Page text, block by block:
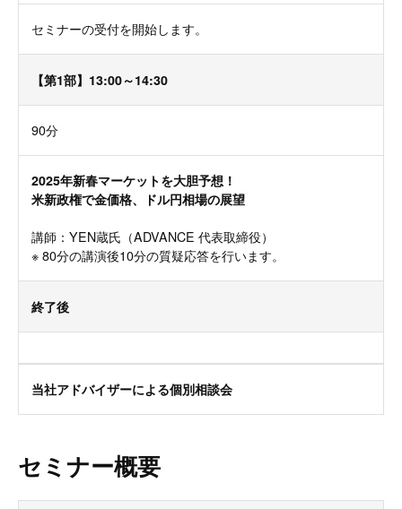
セミナーの受付を開始します。
【第1部】13:00～14:30
90分
2025年新春マーケットを大胆予想！
米新政権で金価格、ドル円相場の展望
講師：YEN蔵氏（ADVANCE 代表取締役）
※ 80分の講演後10分の質疑応答を行います。
終了後
当社アドバイザーによる個別相談会
セミナー概要